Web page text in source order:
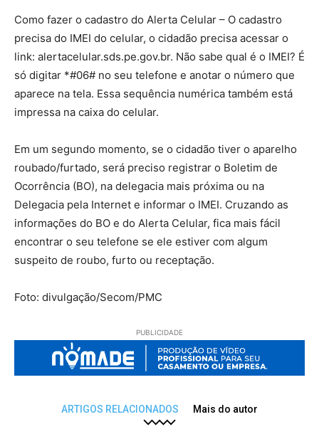
Como fazer o cadastro do Alerta Celular – O cadastro
precisa do IMEI do celular, o cidadão precisa acessar o
link: alertacelular.sds.pe.gov.br. Não sabe qual é o IMEI? É
só digitar *#06# no seu telefone e anotar o número que
aparece na tela. Essa sequência numérica também está
impressa na caixa do celular.
Em um segundo momento, se o cidadão tiver o aparelho
roubado/furtado, será preciso registrar o Boletim de
Ocorrência (BO), na delegacia mais próxima ou na
Delegacia pela Internet e informar o IMEI. Cruzando as
informações do BO e do Alerta Celular, fica mais fácil
encontrar o seu telefone se ele estiver com algum
suspeito de roubo, furto ou receptação.
Foto: divulgação/Secom/PMC
PUBLICIDADE
ARTIGOS RELACIONADOS Mais do autor